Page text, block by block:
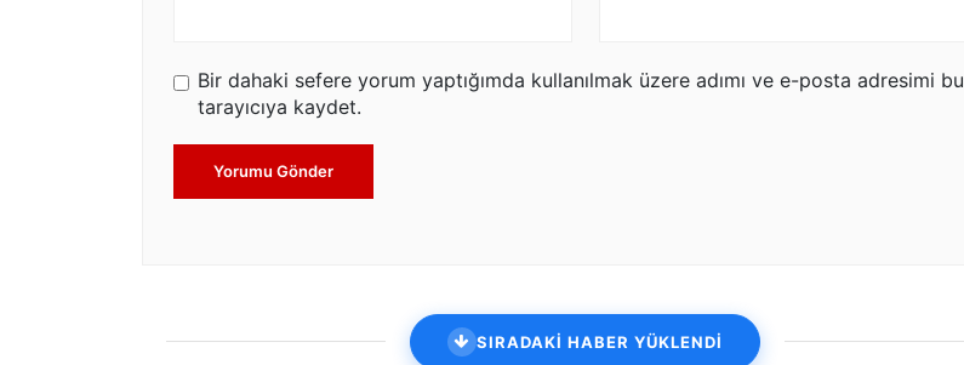
Bir dahaki sefere yorum yaptığımda kullanılmak üzere adımı ve e-posta adresimi bu
tarayıcıya kaydet.
Yorumu Gönder
SIRADAKİ HABER YÜKLENDİ